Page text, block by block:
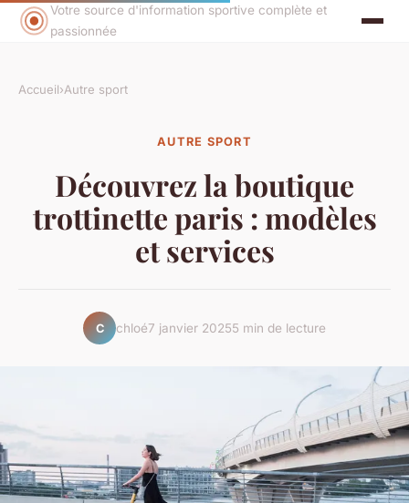
Votre source d'information sportive complète et
passionnée
Accueil›Autre sport
AUTRE SPORT
Découvrez la boutique
trottinette paris : modèles
et services
C chloé7 janvier 20255 min de lecture